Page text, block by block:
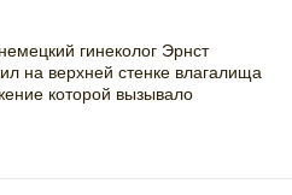
гинеколог Эрнст
на верхней стенке влагалища
которой вызывало